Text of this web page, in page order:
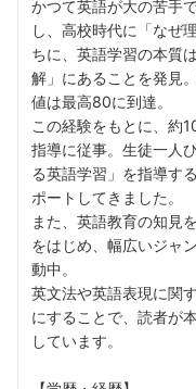
かつて英語が大の苦手
し、高校時代に「なぜ
ちに、英語学習の本質
解」にあることを発見
値は最高80に到達。
この経験をもとに、約
指導に従事。生徒一人
る英語学習」を指導す
ポートしてきました。
また、英語教育の知見
をはじめ、幅広いジャ
動中。
英文法や英語表現に関
にすることで、読者が
しています。